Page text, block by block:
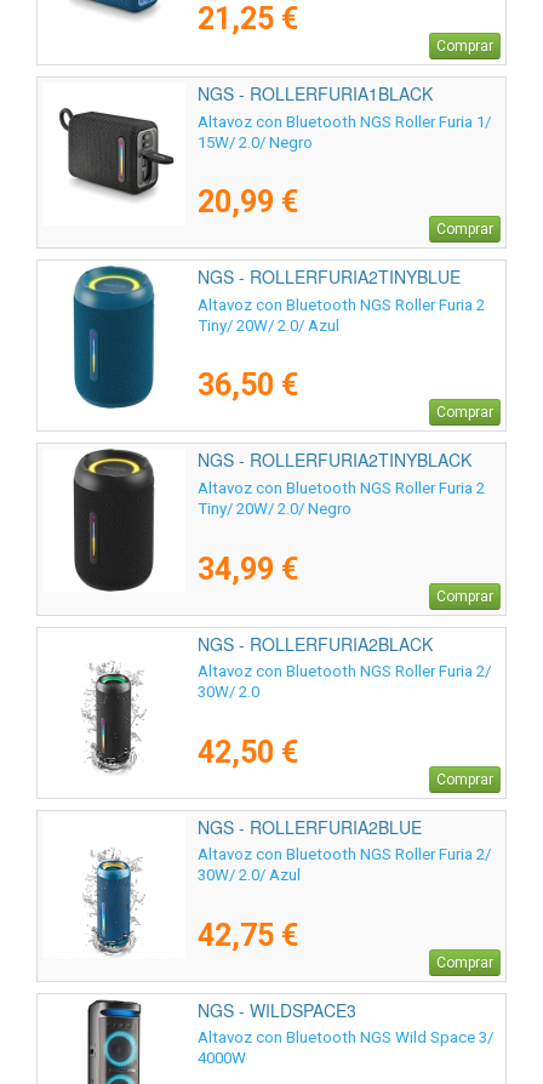
21,25 €
Comprar
NGS - ROLLERFURIA1BLACK
Altavoz con Bluetooth NGS Roller Furia 1/
15W/ 2.0/ Negro
20,99 €
Comprar
NGS - ROLLERFURIA2TINYBLUE
Altavoz con Bluetooth NGS Roller Furia 2
Tiny/ 20W/ 2.0/ Azul
36,50 €
Comprar
NGS - ROLLERFURIA2TINYBLACK
Altavoz con Bluetooth NGS Roller Furia 2
Tiny/ 20W/ 2.0/ Negro
34,99 €
Comprar
NGS - ROLLERFURIA2BLACK
Altavoz con Bluetooth NGS Roller Furia 2/
30W/ 2.0
42,50 €
Comprar
NGS - ROLLERFURIA2BLUE
Altavoz con Bluetooth NGS Roller Furia 2/
30W/ 2.0/ Azul
42,75 €
Comprar
NGS - WILDSPACE3
Altavoz con Bluetooth NGS Wild Space 3/
4000W